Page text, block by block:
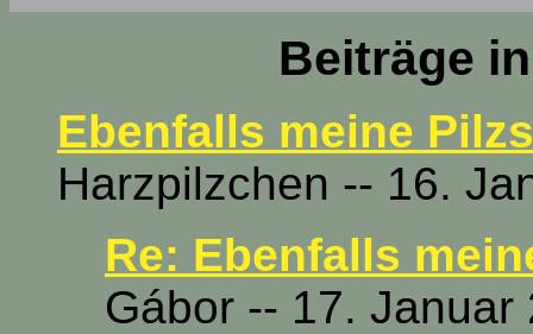
Beiträge
Ebenfalls meine
Harzpilzchen -- 16.
Re: Ebenfalls
Gábor -- 17.